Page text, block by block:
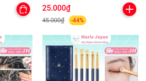
Quốc
25.000₫
45.000₫ -44%